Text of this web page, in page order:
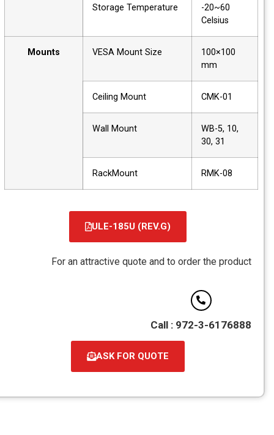
Storage Temperature
-20~60
Celsius
Mounts VESA Mount Size
100×100
mm
Ceiling Mount CMK-01
Wall Mount
WB-5, 10,
30, 31
RackMount RMK-08
ULE-185U (REV.G)
קובץ
PDF
For an attractive quote and to order the product
Call : 972-3-6176888
ASK FOR QUOTE